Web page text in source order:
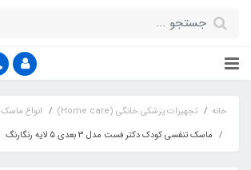
خانه تجهیزات پزشکی خانگی (Home care)
انواع ماسک
ماسک تنفسی کودک دکتر فست مدل 3 بعدی 5 لایه رنگارنگ